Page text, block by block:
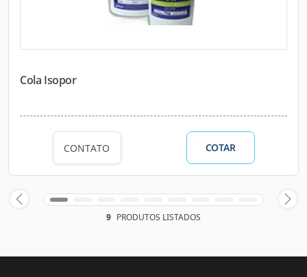
Cola Isopor
CONTATO COTAR
9 PRODUTOS LISTADOS